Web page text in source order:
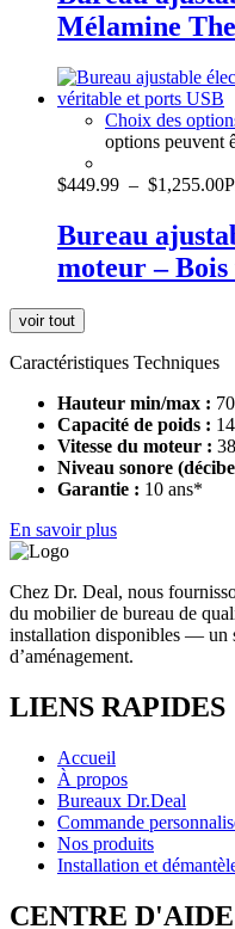
Mélamine
Choix des
options peuvent
$449.99 – $1,255.00
Bureau
moteur –
voir tout
Caractéristiques Techniques
Hauteur min/max :
Capacité de poids :
Vitesse du moteur :
Niveau sonore
Garantie : 10 ans*
En savoir plus
Chez Dr. Deal, nous
du mobilier de bureau de
installation disponibles — un
d’aménagement.
LIENS RAPIDES
Accueil
À propos
Bureaux Dr.Deal
Commande
Nos produits
Installation et
CENTRE D'AIDE